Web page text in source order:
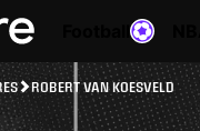
ROBERT VAN KOESVELD